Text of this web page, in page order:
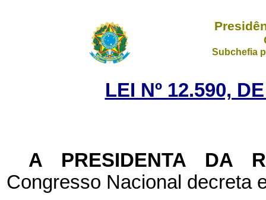
Subchefia
LEI Nº 12.590,
A PRESIDENTA DA
Congresso Nacional decreta